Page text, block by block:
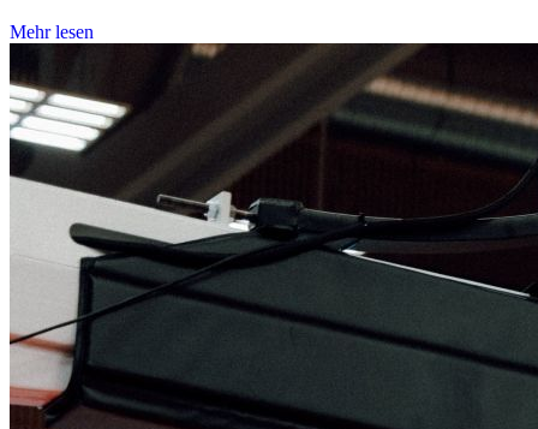
Mehr lesen